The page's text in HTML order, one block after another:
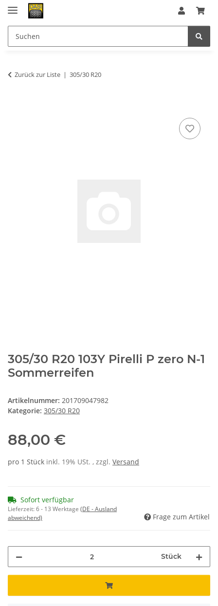
Zurück zur Liste 305/30 R20
305/30 R20 103Y Pirelli P zero N-1
Sommerreifen
Artikelnummer: 201709047982
Kategorie: 305/30 R20
88,00 €
pro 1 Stück inkl. 19% USt. , zzgl. Versand
Sofort verfügbar
Lieferzeit:6 - 13 Werktage (DE - Ausland
abweichend)
Frage zum Artikel
Stück